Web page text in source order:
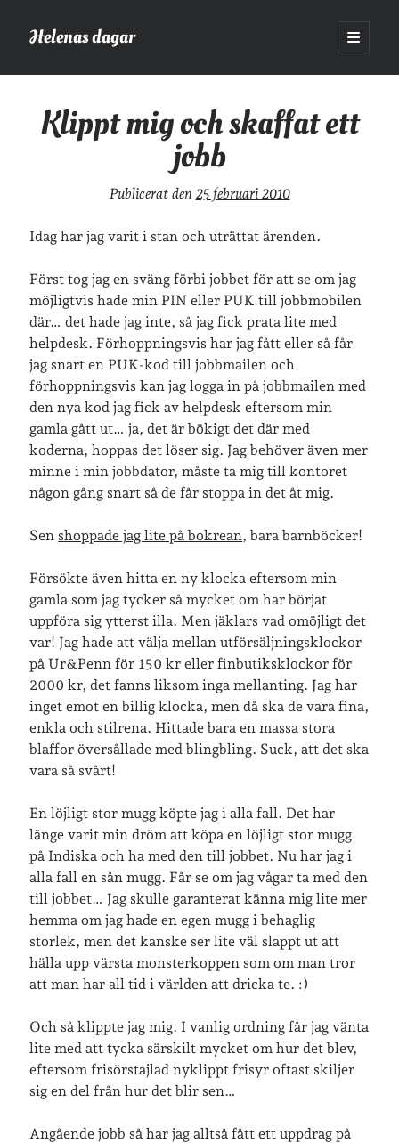
Helenas dagar
öppna
primär
Sidopanel
Hej!
Jag heter Helena och är mamma till Ava och Sander, fru till Jonas
och frontendutvecklare på Tieto. Jag tycker om läsande, skrivande,
geocaching, löpning och att dricka te.
Mer om mig här.
»Om lösenordsskyddade inlägg
Senaste inläggen
Sista semesterveckan
Från Hälleforsnäs till Katrineholm på Sörmlandsleden
Två veckor på Öland
Senaste kommentarer
KarinomVålådalsfyrkanten 2024
MariaomVår bröllopsdikt
Fredrik Dom Läste i Språktidningen om SÖ-stilen…
Andrew omSöder runt 2023
Mandalorian, vandring och sommarväder – Helenas dagarom
Vandring mellan Ösmo och Segersäng i sommarväder
Arkiv
Arkiv
Just nu läser jag
Klippt mig och skaffat ett
jobb
Publicerat den 25 februari 2010
Idag har jag varit i stan och uträttat ärenden.
Först tog jag en sväng förbi jobbet för att se om jag
möjligtvis hade min PIN eller PUK till jobbmobilen
där… det hade jag inte, så jag fick prata lite med
helpdesk. Förhoppningsvis har jag fått eller så får
jag snart en PUK-kod till jobbmailen och
förhoppningsvis kan jag logga in på jobbmailen med
den nya kod jag fick av helpdesk eftersom min
gamla gått ut… ja, det är bökigt det där med
koderna, hoppas det löser sig. Jag behöver även mer
minne i min jobbdator, måste ta mig till kontoret
någon gång snart så de får stoppa in det åt mig.
Sen shoppade jag lite på bokrean, bara barnböcker!
Försökte även hitta en ny klocka eftersom min
gamla som jag tycker så mycket om har börjat
uppföra sig ytterst illa. Men jäklars vad omöjligt det
var! Jag hade att välja mellan utförsäljningsklockor
på Ur&Penn för 150 kr eller finbutiksklockor för
2000 kr, det fanns liksom inga mellanting. Jag har
inget emot en billig klocka, men då ska de vara fina,
enkla och stilrena. Hittade bara en massa stora
blaffor översållade med blingbling. Suck, att det ska
vara så svårt!
En löjligt stor mugg köpte jag i alla fall. Det har
länge varit min dröm att köpa en löjligt stor mugg
på Indiska och ha med den till jobbet. Nu har jag i
alla fall en sån mugg. Får se om jag vågar ta med den
till jobbet… Jag skulle garanterat känna mig lite mer
hemma om jag hade en egen mugg i behaglig
storlek, men det kanske ser lite väl slappt ut att
hälla upp värsta monsterkoppen som om man tror
att man har all tid i världen att dricka te. :)
Och så klippte jag mig. I vanlig ordning får jag vänta
lite med att tycka särskilt mycket om hur det blev,
eftersom frisörstajlad nyklippt frisyr oftast skiljer
sig en del från hur det blir sen…
Angående jobb så har jag alltså fått ett uppdrag på